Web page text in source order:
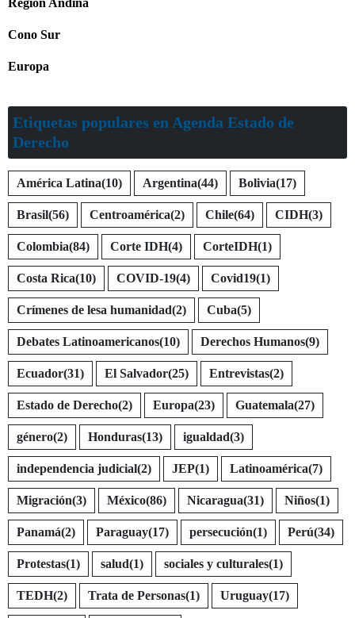
Cono Sur
Europa
Etiquetas populares en Agenda Estado de
Derecho
América Latina(10) Argentina(44) Bolivia(17)
Brasil(56) Centroamérica(2) Chile(64) CIDH(3)
Colombia(84) Corte IDH(4) CorteIDH(1)
Costa Rica(10) COVID-19(4) Covid19(1)
Crímenes de lesa humanidad(2) Cuba(5)
Debates Latinoamericanos(10) Derechos Humanos(9)
Ecuador(31) El Salvador(25) Entrevistas(2)
Estado de Derecho(2) Europa(23) Guatemala(27)
género(2) Honduras(13) igualdad(3)
independencia judicial(2) JEP(1) Latinoamérica(7)
Migración(3) México(86) Nicaragua(31) Niños(1)
Panamá(2) Paraguay(17) persecución(1) Perú(34)
Protestas(1) salud(1) sociales y culturales(1)
TEDH(2) Trata de Personas(1) Uruguay(17)